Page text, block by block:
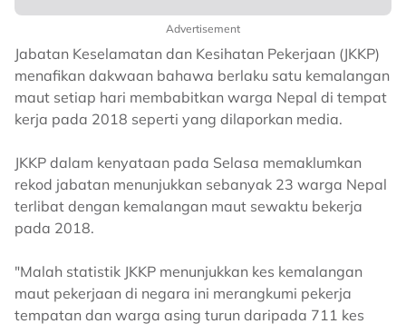
Advertisement
Jabatan Keselamatan dan Kesihatan Pekerjaan (JKKP)
menafikan dakwaan bahawa berlaku satu kemalangan
maut setiap hari membabitkan warga Nepal di tempat
kerja pada 2018 seperti yang dilaporkan media.
JKKP dalam kenyataan pada Selasa memaklumkan
rekod jabatan menunjukkan sebanyak 23 warga Nepal
terlibat dengan kemalangan maut sewaktu bekerja
pada 2018.
"Malah statistik JKKP menunjukkan kes kemalangan
maut pekerjaan di negara ini merangkumi pekerja
tempatan dan warga asing turun daripada 711 kes